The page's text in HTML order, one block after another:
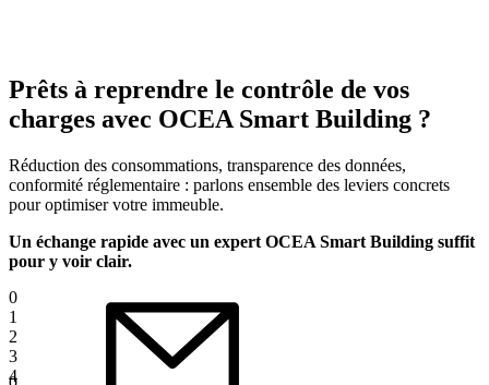
Prêts à reprendre le contrôle de vos
charges avec OCEA Smart Building ?
Réduction des consommations, transparence des données,
conformité réglementaire : parlons ensemble des leviers concrets
pour optimiser votre immeuble.
Un échange rapide avec un expert OCEA Smart Building suffit
pour y voir clair.
0
1
2
3
4